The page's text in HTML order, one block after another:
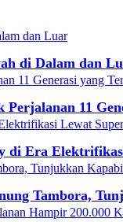
di Dalam dan
11
di Era
Tambora,